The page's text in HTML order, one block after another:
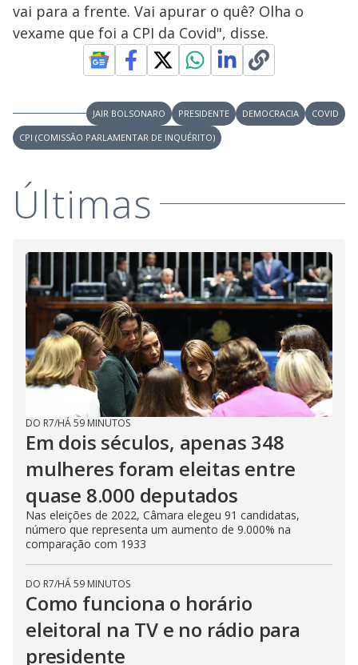
vai para a frente. Vai apurar o quê? Olha o
vexame que foi a CPI da Covid", disse.
JAIR BOLSONARO PRESIDENTE DEMOCRACIA
COVID
CPI (COMISSÃO PARLAMENTAR DE INQUÉRITO)
Últimas
DO R7/HÁ 59 MINUTOS
Em dois séculos, apenas 348
mulheres foram eleitas entre
quase 8.000 deputados
Nas eleições de 2022, Câmara elegeu 91 candidatas,
número que representa um aumento de 9.000% na
comparação com 1933
DO R7/HÁ 59 MINUTOS
Como funciona o horário
eleitoral na TV e no rádio para
presidente